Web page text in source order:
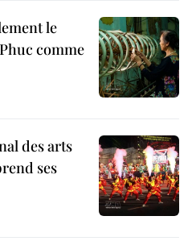
le
comme
des arts
ses